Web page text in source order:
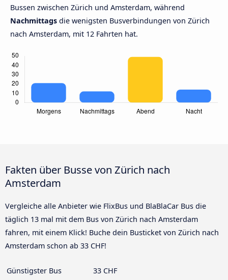
Bussen zwischen Zürich und Amsterdam, während
Nachmittags die wenigsten Busverbindungen von Zürich
nach Amsterdam, mit 12 Fahrten hat.
Fakten über Busse von Zürich nach
Amsterdam
Vergleiche alle Anbieter wie FlixBus und BlaBlaCar Bus die
täglich 13 mal mit dem Bus von Zürich nach Amsterdam
fahren, mit einem Klick! Buche dein Busticket von Zürich nach
Amsterdam schon ab 33 CHF!
Günstigster Bus
33 CHF